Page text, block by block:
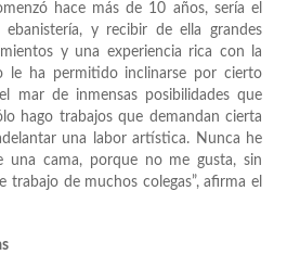
hace más de 10 años, sería el
y recibir de ella grandes
y una experiencia rica con la
le ha permitido inclinarse por cierto
mar de inmensas posibilidades que
hago trabajos que demandan cierta
una labor artística. Nunca he
una cama, porque no me gusta, sin
trabajo de muchos colegas”, afirma el